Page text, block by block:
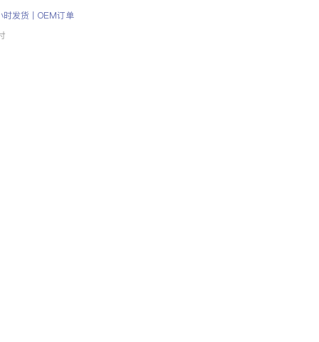
发货丨OEM订单